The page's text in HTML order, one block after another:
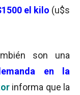
el kilo (u$s
son una
en la
informa que la